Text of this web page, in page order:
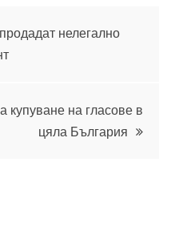
нелегално
купуване на гласове в
цяла България